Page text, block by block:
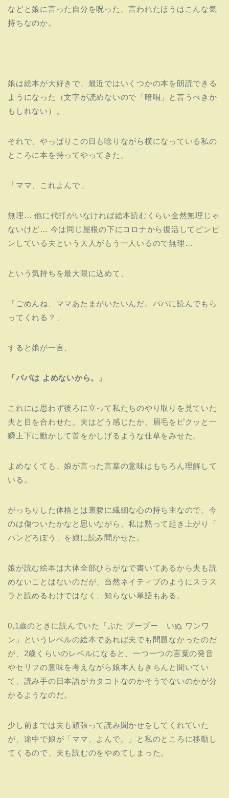
などと娘に言った自分を呪った。言われたほうはこんな気
持ちなのか。
娘は絵本が大好きで、 最近ではいくつかの本を朗読できる
ようになった（文字が読めないので「暗唱」と言うべきか
もしれない）。
それで、やっぱりこの日も唸りながら横になっている私の
ところに本を持っ てやってきた。
「ママ、これよんで」
無理… 他に代打がいなければ絵本読むくらい全然無理じゃ
ないけど… 今は同じ屋根の下にコロナから復活してピンピ
ンしている夫という 大人がもう一人いるので無理…
という気持ちを最大限に込めて、
「ごめんね、ママあたまがいたいんだ。 パパに読んでもら
ってくれる？」
すると娘が一言、
「パパは よめないから。」
これには思わず後ろに立って私たちのやり取りを見ていた
夫と目を合わせた。夫はどう感じたか、
眉毛をピクッと一
瞬上下に動かして首をかしげるような仕草をみせた。
よめなくても、娘が言った言葉の意味はもちろん理解して
いる。
がっちりした体格とは裏腹に繊細な心の持ち主なので、今
のは傷ついたかなと思いながら、私は黙って起き上がり「
パンどろぼう」を娘に読み聞かせた。
娘が読む絵本は大体全部ひらがなで書いてあるから夫も読
めないことはないのだが、当然ネイティブのようにスラス
ラと読めるわけではなく、知らない単語もある。
0,1歳のときに読んでいた「ぶた ブーブー いぬ ワンワ
ン」
というレベルの絵本であれば夫でも問題なかったのだ
が、2歳くら いのレベルになると、一つ一つの言葉の発音
やセリフの意味を考えながら娘本人もきちんと 聞いてい
て、読み手の日本語がカタコトなのかそうでないのかが分
かるようなのだ。
少し前までは夫も頑張って読み聞かせをしてくれていた
が、途中で娘が「ママ、よんで。」と私のところに移動し
てくるので、 夫も読むのをやめてしまった。